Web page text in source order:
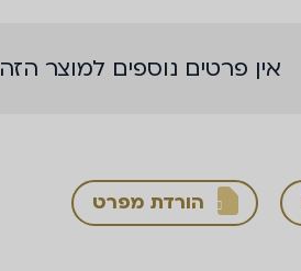
אין פרטים נוספים למוצר הזה
 הורדת מפרט